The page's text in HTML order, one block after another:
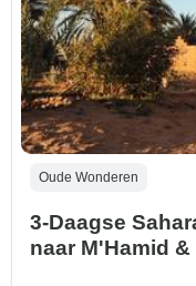
Oude Wonderen
3-Daagse
naar M'Hamid &